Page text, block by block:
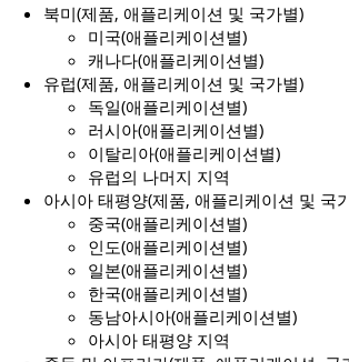
북미(제품, 애플리케이션 및 국가별)
미국(애플리케이션별)
캐나다(애플리케이션별)
유럽(제품, 애플리케이션 및 국가별)
독일(애플리케이션별)
러시아(애플리케이션별)
이탈리아(애플리케이션별)
유럽의 나머지 지역
아시아 태평양(제품, 애플리케이션 및 국
중국(애플리케이션별)
인도(애플리케이션별)
일본(애플리케이션별)
한국(애플리케이션별)
동남아시아(애플리케이션별)
아시아 태평양 지역